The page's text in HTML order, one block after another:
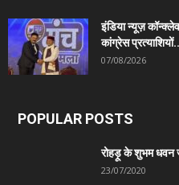
इंडिया न्यूज़
कांग्रेस
07/08/2026
POPULAR POSTS
रोहड़ू के शुभम धवन
23/07/2020